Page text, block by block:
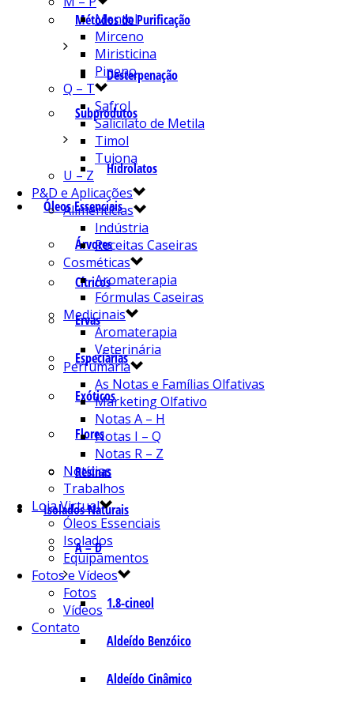
Métodos de Purificação
Desterpenação
Subprodutos
Hidrolatos
Óleos Essenciais
Árvores
Cítricos
Ervas
Especiarias
Exóticos
Flores
Resinas
Isolados Naturais
A – D
1.8-cineol
Aldeído Benzóico
Aldeído Cinâmico
Mentol
Mirceno
Miristicina
Pineno
Q – T
Safrol
Salicilato de Metila
Timol
Tujona
U – Z
P&D e Aplicações
Alimentícias
Indústria
Receitas Caseiras
Cosméticas
Aromaterapia
Fórmulas Caseiras
Medicinais
Aromaterapia
Veterinária
Perfumaria
As Notas e Famílias Olfativas
Marketing Olfativo
Notas A – H
Notas I – Q
Notas R – Z
Notícias
Trabalhos
Loja Virtual
Óleos Essenciais
Isolados
Equipamentos
Fotos e Vídeos
Fotos
Vídeos
Contato